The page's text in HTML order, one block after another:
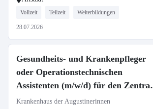
Vollzeit Teilzeit Weiterbildungen
28.07.2026
Gesundheits- und Krankenpfleger
oder Operationstechnischen
Assistenten (m/w/d) für den Zentral
OP - Neuaufbau unserer Flexidienste
Krankenhaus der Augustinerinnen